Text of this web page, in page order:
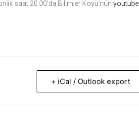
saat 20.00’da Bilimler Köyü’nün youtube
+ iCal / Outlook export